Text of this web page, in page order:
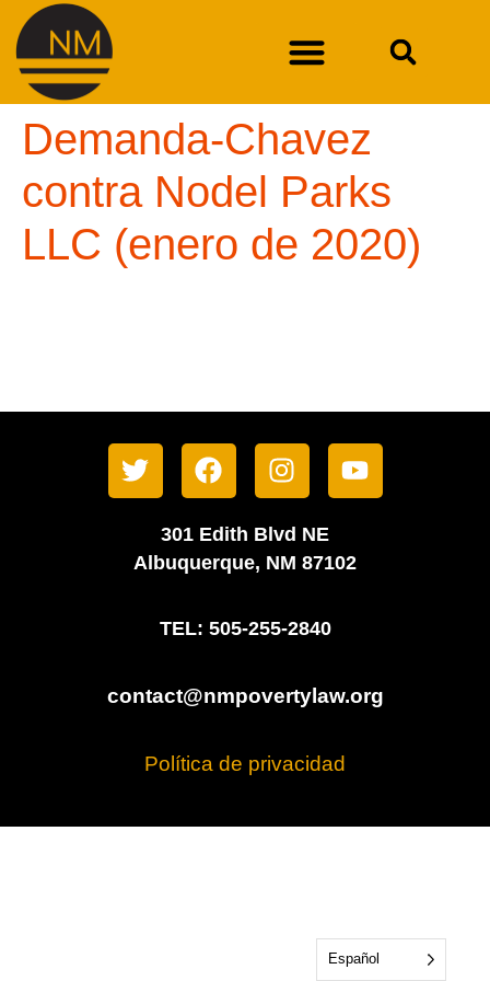
Demanda-Chavez
contra Nodel Parks
LLC (enero de 2020)
301 Edith Blvd NE
Albuquerque, NM 87102
TEL: 505-255-2840
contact@nmpovertylaw.org
Política de privacidad
Español